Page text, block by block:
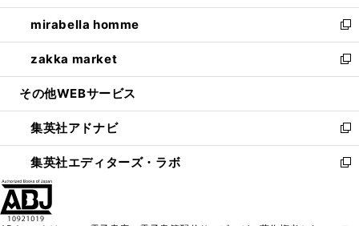
開
く
ウ
で
開
く
ン
ド
ウ
で
開
ウ
ィ
ン
ド
ウ
開
く
し
い
ウ
ィ
ン
ウ
で
開
く
mirabella homme
新
し
い
ウ
ン
ド
ウ
で
zakka market
新
し
ウ
ィ
ン
ド
その他WEBサービス
集英社アドナビ
新
し
い
集英社エディターズ・ラボ
新